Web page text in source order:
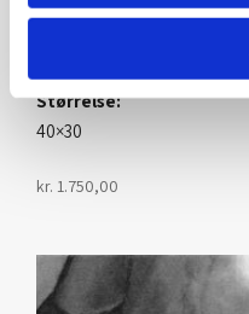
Kunstner:
Størrelse:
40×30
kr. 1.750,00